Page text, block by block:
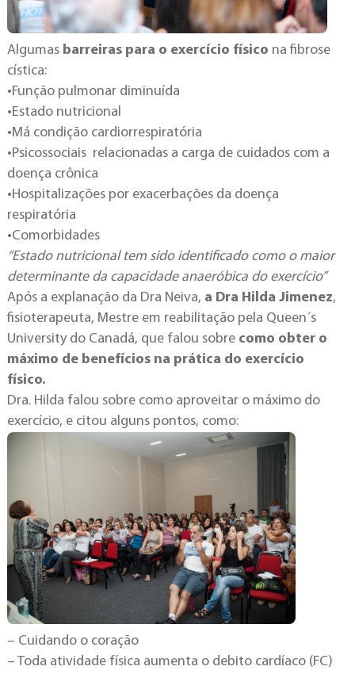
Algumasbarreiras para o exercício físico na fibrose
cística:
•Função pulmonar diminuída
•Estado nutricional
•Má condição cardiorrespiratória
•Psicossociais relacionadas a carga de cuidados com a
doença crônica
•Hospitalizações por exacerbações da doença
respiratória
•Comorbidades
“Estado nutricional tem sido identificado como o maior
determinante da capacidade anaeróbica do exercício”
Após a explanação da Dra Neiva, a Dra Hilda Jimenez,
fisioterapeuta, Mestre em reabilitação pela Queen´s
University do Canadá, que falou sobre como obter o
máximo de benefícios na prática do exercício
físico.
Dra. Hilda falou sobre como aproveitar o máximo do
exercício, e citou alguns pontos, como:
– Cuidando o coração
– Toda atividade física aumenta o debito cardíaco (FC)